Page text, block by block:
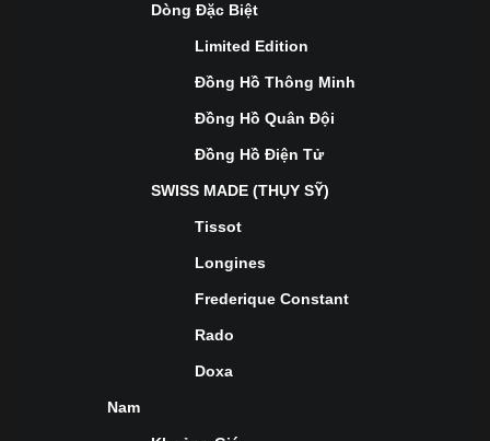
Dòng Đặc Biệt
Limited Edition
Đồng Hồ Thông Minh
Đồng Hồ Quân Đội
Đồng Hồ Điện Tử
SWISS MADE (THỤY SỸ)
Tissot
Longines
Frederique Constant
Rado
Doxa
Nam